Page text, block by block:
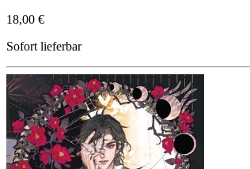
18,00 €
Sofort lieferbar